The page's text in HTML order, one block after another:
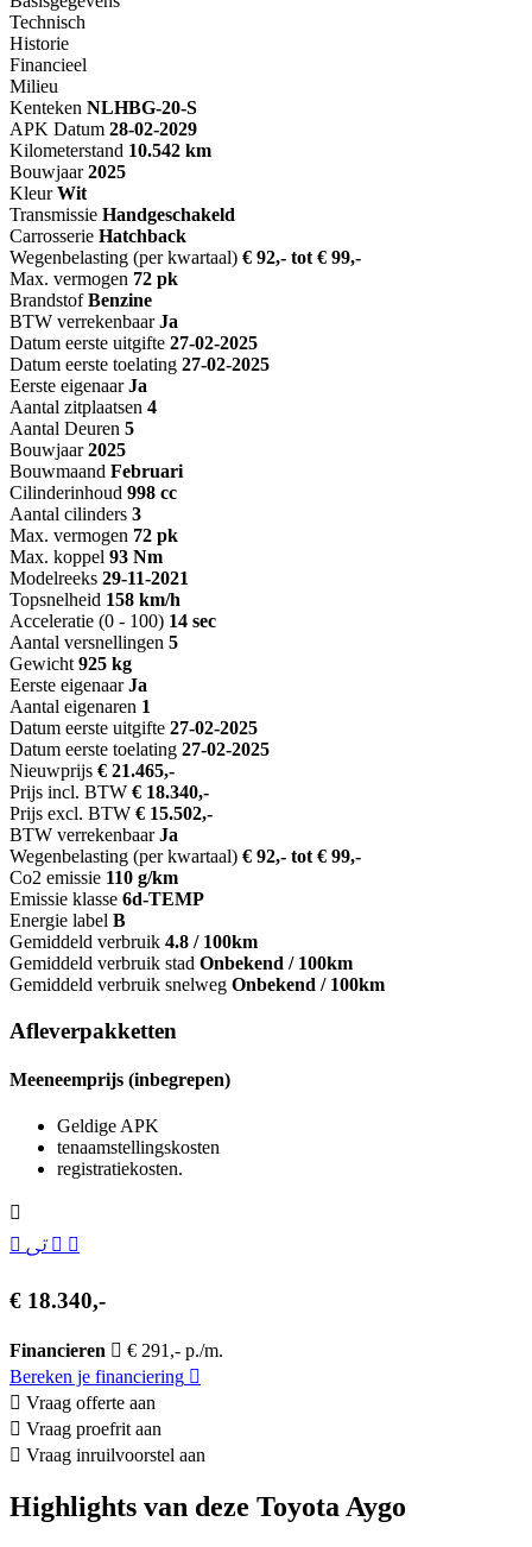
Technisch
Historie
Financieel
Milieu
Kenteken NLHBG-20-S
APK Datum 28-02-2029
Kilometerstand 10.542 km
Bouwjaar 2025
Kleur Wit
Transmissie Handgeschakeld
Carrosserie Hatchback
Wegenbelasting (per kwartaal) € 92,- tot € 99,-
Max. vermogen 72 pk
Brandstof Benzine
BTW verrekenbaar Ja
Datum eerste uitgifte 27-02-2025
Datum eerste toelating 27-02-2025
Eerste eigenaar Ja
Aantal zitplaatsen 4
Aantal Deuren 5
Bouwjaar 2025
Bouwmaand Februari
Cilinderinhoud 998 cc
Aantal cilinders 3
Max. vermogen 72 pk
Max. koppel 93 Nm
Modelreeks 29-11-2021
Topsnelheid 158 km/h
Acceleratie (0 - 100) 14 sec
Aantal versnellingen 5
Gewicht 925 kg
Eerste eigenaar Ja
Aantal eigenaren 1
Datum eerste uitgifte 27-02-2025
Datum eerste toelating 27-02-2025
Nieuwprijs € 21.465,-
Prijs incl. BTW € 18.340,-
Prijs excl. BTW € 15.502,-
BTW verrekenbaar Ja
Wegenbelasting (per kwartaal) € 92,- tot € 99,-
Co2 emissie 110 g/km
Emissie klasse 6d-TEMP
Energie label B
Gemiddeld verbruik 4.8 / 100km
Gemiddeld verbruik stad Onbekend / 100km
Gemiddeld verbruik snelweg Onbekend / 100km
Afleverpakketten
Meeneemprijs (inbegrepen)
Geldige APK
tenaamstellingskosten
registratiekosten.
€ 18.340,-
Financieren
€ 291,- p./m.
Bereken je financiering
Vraag offerte aan
Vraag proefrit aan
Vraag inruilvoorstel aan
Highlights van deze Toyota Aygo